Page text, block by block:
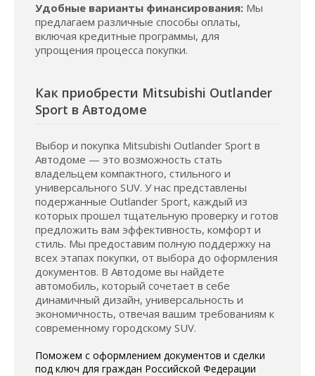
Удобные варианты финансирования: Мы
предлагаем различные способы оплаты,
включая кредитные программы, для
упрощения процесса покупки.
Как приобрести Mitsubishi Outlander
Sport в Автодоме
Выбор и покупка Mitsubishi Outlander Sport в
Автодоме — это возможность стать
владельцем компактного, стильного и
универсального SUV. У нас представлены
подержанные Outlander Sport, каждый из
которых прошел тщательную проверку и готов
предложить вам эффективность, комфорт и
стиль. Мы предоставим полную поддержку на
всех этапах покупки, от выбора до оформления
документов. В Автодоме вы найдете
автомобиль, который сочетает в себе
динамичный дизайн, универсальность и
экономичность, отвечая вашим требованиям к
современному городскому SUV.
Поможем с оформлением документов и сделки
под ключ для граждан Российской Федерации